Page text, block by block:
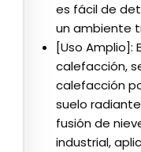
es fácil de
un ambiente
[Uso Amplio]:
calefacción,
calefacción
suelo
fusión de
industrial,